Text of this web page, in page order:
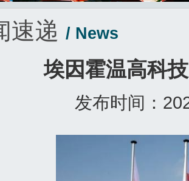
速递 / News
埃因霍温高科
发布时间：